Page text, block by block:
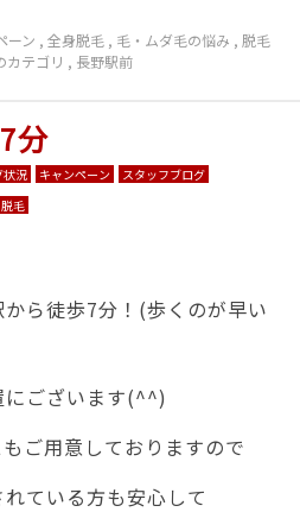
ーン ,全身脱毛 , 毛・ムダ毛の悩み ,脱毛
カテゴリ , 長野駅前
分
状況 キャンペーン
スタッフブログ
毛
ら徒歩7分！(歩くのが早い
にございます(^^)
ご用意しておりますので
ている方も安心して